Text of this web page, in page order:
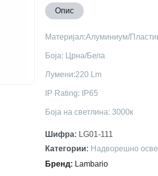
Опис
Maтеријал:Алуминиум/
Боја: Црна/Бела
Лумени:220 Lm
IP Rating: IP65
Боја на светлина: 3000к
Шифра: LG01-111
Категории: Надворешно
Бренд: Lambario